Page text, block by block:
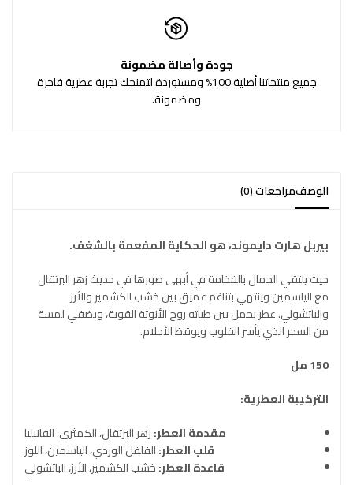
جودة وأصالة مضمونة
جميع منتجاتنا أصلية 100% ومستوردة لتمنحك تجربة عطرية فاخرة
ومضمونة.
الوصفمراجعات (0)
بيربل هارت دايموند، هو الحكاية المفعمة بالشغف.
حيث يلتقي الجمال بالفخامة في أبهى صورها في حديث زهر البرتقال
مع الياسمين وينتهي بتناغم عميق بين خشب الكشمير والأرز
والباتشولي. عطر يحمل بين طياته روح الأنوثة القوية، ويضفي لمسة
من السحر الذي يأسر القلوب ويوقظ الأحلام.
150 مل
التركيبة العطرية:
مقدمة العطر:زهر البرتقال، الكمثرى، الفانيليا
قلب العطر:الفلفل الوردي، الياسمين، اللوز
قاعدة العطر:خشب الكشمير، الأرز، الباتشولي